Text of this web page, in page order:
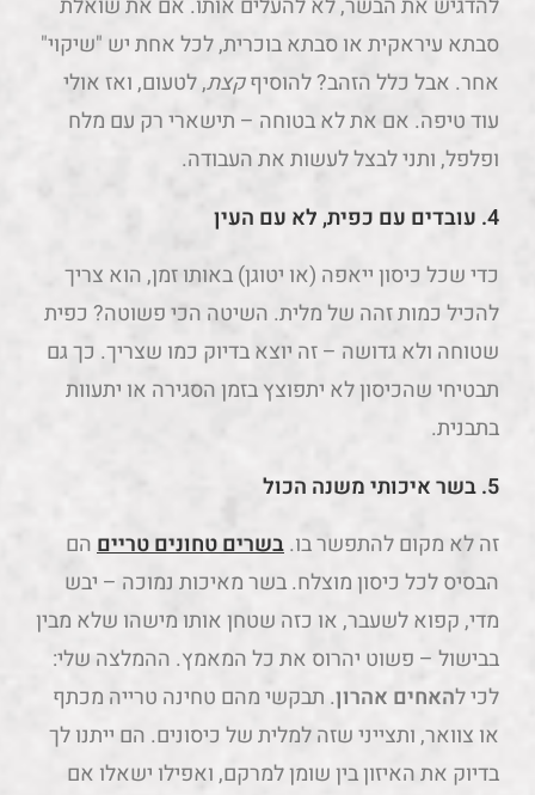
להדגיש את הבשר, לא להעלים אותו. אם את שואלת
סבתא עיראקית או סבתא בוכרית, לכל אחת יש "שיקוי"
אחר. אבל כלל הזהב? להוסיףקצת, לטעום, ואז אולי
עוד טיפה. אם את לא בטוחה – תישארי רק עם מלח
ופלפל, ותני לבצל לעשות את העבודה.
4. עובדים עם כפית, לא עם העין
כדי שכל כיסון ייאפה (או יטוגן) באותו זמן, הוא צריך
להכיל כמות זהה של מלית. השיטה הכי פשוטה? כפית
שטוחה ולא גדושה – זה יוצא בדיוק כמו שצריך. כך גם
תבטיחי שהכיסון לא יתפוצץ בזמן הסגירה או יתעוות
בתבנית.
5. בשר איכותי משנה הכול
זה לא מקום להתפשר בו.בשרים טחונים טרייםהם
הבסיס לכל כיסון מוצלח. בשר מאיכות נמוכה – יבש
מדי, קפוא לשעבר, או כזה שטחן אותו מישהו שלא מבין
בבישול – פשוט יהרוס את כל המאמץ. ההמלצה שלי:
לכי להאחים אהרון. תבקשי מהם טחינה טרייה מכתף
או צוואר, ותצייני שזה למלית של כיסונים. הם ייתנו לך
בדיוק את האיזון בין שומן למרקם, ואפילו ישאלו אם